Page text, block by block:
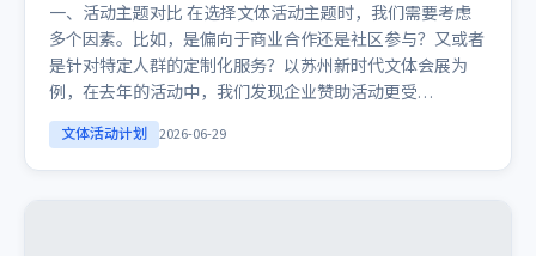
一、活动主题对比 在选择文体活动主题时，我们需要考虑
多个因素。比如，是偏向于商业合作还是社区参与？又或者
是针对特定人群的定制化服务？以苏州新时代文体会展为
例，在去年的活动中，我们发现企业赞助活动更受…
文体活动计划 2026-06-29